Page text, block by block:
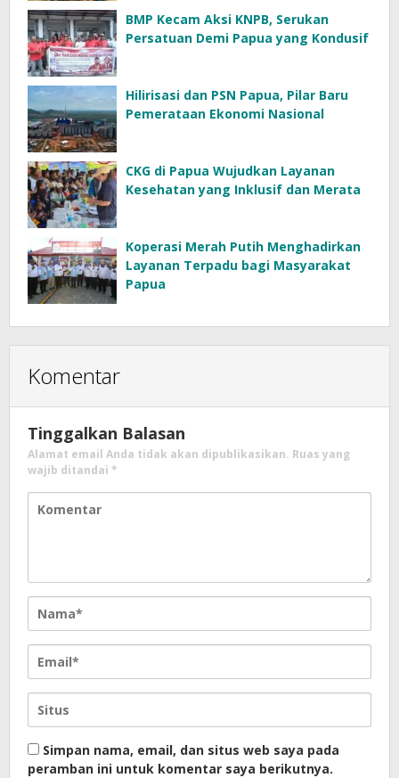
BMP Kecam Aksi KNPB, Serukan
Persatuan Demi Papua yang Kondusif
Hilirisasi dan PSN Papua, Pilar Baru
Pemerataan Ekonomi Nasional
CKG di Papua Wujudkan Layanan
Kesehatan yang Inklusif dan Merata
Koperasi Merah Putih Menghadirkan
Layanan Terpadu bagi Masyarakat
Papua
Komentar
Tinggalkan Balasan
Alamat email Anda tidak akan dipublikasikan. Ruas yang
wajib ditandai *
Simpan nama, email, dan situs web saya pada
peramban ini untuk komentar saya berikutnya.